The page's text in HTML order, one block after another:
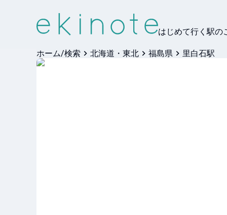
はじめて行く駅の
ホーム/検索 北海道・東北 福島県 里白石駅